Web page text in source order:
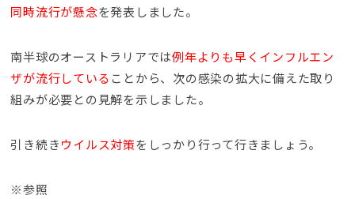
同時流行が懸念を発表しました。
南半球のオーストラリアでは例年よりも早くインフルエン
ザが流行している ことから、次の感染の拡大に備えた取り
組みが必要との見解を示しました。
引き続きウイルス対策をしっかり行って行きましょう。
※参照